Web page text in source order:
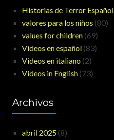
Historias de Terror Español
valores para los niños (80)
values for children (69)
Videos en español (83)
Videos en italiano (2)
Videos in English (73)
Archivos
abril 2025 (8)